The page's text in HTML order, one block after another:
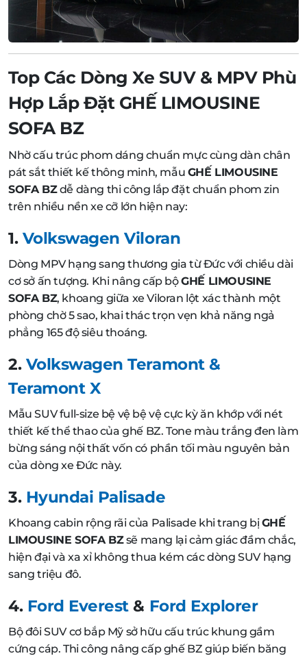
Top Các Dòng Xe SUV & MPV Phù
Hợp Lắp Đặt GHẾ LIMOUSINE
SOFA BZ
Nhờ cấu trúc phom dáng chuẩn mực cùng dàn chân
pát sắt thiết kế thông minh, mẫu GHẾ LIMOUSINE
SOFA BZdễ dàng thi công lắp đặt chuẩn phom zin
trên nhiều nền xe cỡ lớn hiện nay:
1. Volkswagen Viloran
Dòng MPV hạng sang thương gia từ Đức với chiều dài
cơ sở ấn tượng. Khi nâng cấp bộGHẾ LIMOUSINE
SOFA BZ, khoang giữa xe Viloran lột xác thành một
phòng chờ 5 sao, khai thác trọn vẹn khả năng ngả
phẳng 165 độ siêu thoáng.
2. Volkswagen Teramont &
Teramont X
Mẫu SUV full-size bệ vệ bệ vệ cực kỳ ăn khớp với nét
thiết kế thể thao của ghế BZ. Tone màu trắng đen làm
bừng sáng nội thất vốn có phần tối màu nguyên bản
của dòng xe Đức này.
3. Hyundai Palisade
Khoang cabin rộng rãi của Palisade khi trang bịGHẾ
LIMOUSINE SOFA BZsẽ mang lại cảm giác đầm chắc,
hiện đại và xa xỉ không thua kém các dòng SUV hạng
sang triệu đô.
4. Ford Everest& Ford Explorer
Bộ đôi SUV cơ bắp Mỹ sở hữu cấu trúc khung gầm
cứng cáp. Thi công nâng cấp ghế BZ giúp biến băng